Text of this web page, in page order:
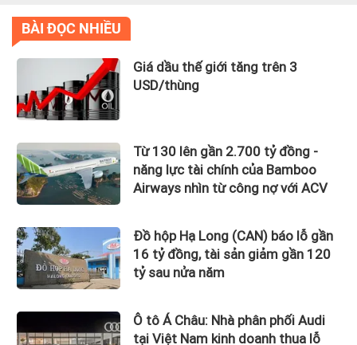
BÀI ĐỌC NHIỀU
Giá dầu thế giới tăng trên 3
USD/thùng
Từ 130 lên gần 2.700 tỷ đồng -
năng lực tài chính của Bamboo
Airways nhìn từ công nợ với ACV
Đồ hộp Hạ Long (CAN) báo lỗ gần
16 tỷ đồng, tài sản giảm gần 120
tỷ sau nửa năm
Ô tô Á Châu: Nhà phân phối Audi
tại Việt Nam kinh doanh thua lỗ